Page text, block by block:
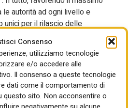
Consenso
utilizziamo tecnologie
e/o accedere alle
Il consenso a queste tecnologie
dati come il comportamento di
questo sito. Non acconsentire o
autorità ad ogni livello e
unici per il rilascio delle
e di interesse reciproco”.
puntare alla massima
entro il 21 novembre
2018/2001).
è il problema principale del